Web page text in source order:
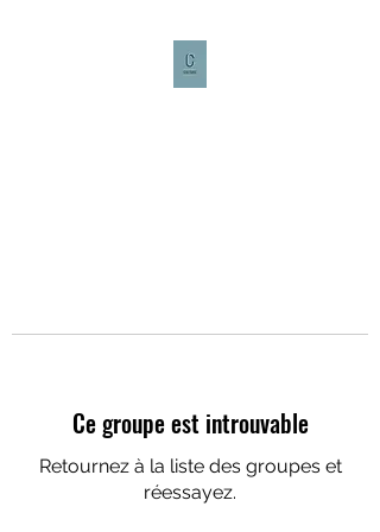
Ce groupe est introuvable
Retournez à la liste des groupes et
réessayez.